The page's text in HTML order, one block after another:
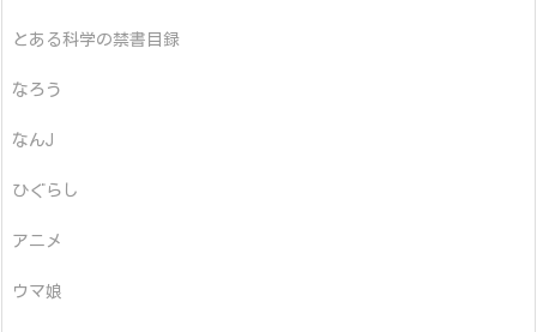
とある科学の禁書目録
なろう
なんJ
ひぐらし
アニメ
ウマ娘